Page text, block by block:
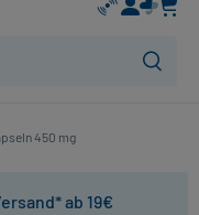
450 mg
ab 19€